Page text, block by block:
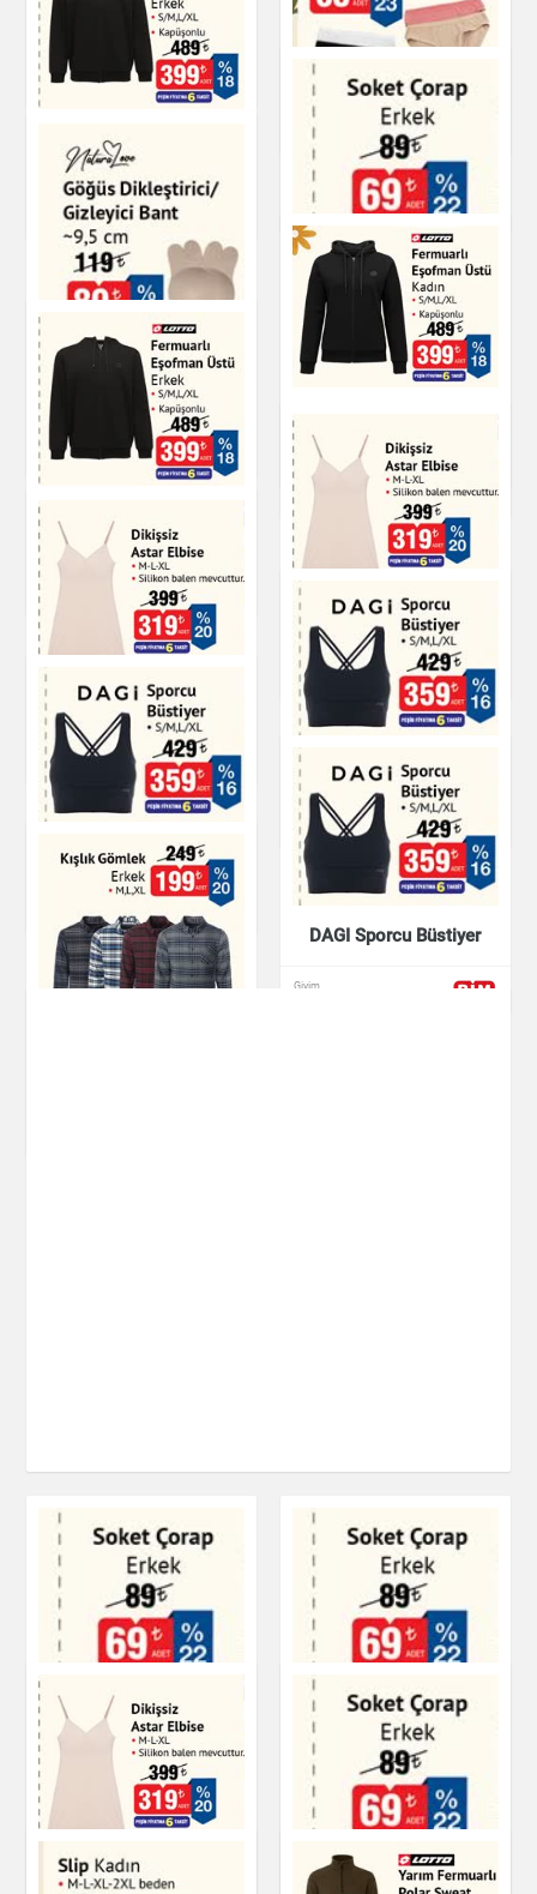
Soket Çorap Erkek
Giyim
Giyim
Slip Kadın
Giyim
Fermuarlı Eşofman
Üstü Erkek
Giyim
Giyim
Göğüs Dikleştirici
Gizleyici Bant
Giyim
Üstü Kadın
Giyim
Fermuarlı Eşofman
Üstü Erkek
Giyim
Dikişsiz Astar Elbise
Giyim
Dikişsiz Astar Elbise
Giyim
DAGI Sporcu Büstiyer
Giyim
DAGI Sporcu Büstiyer
DAGI Sporcu Büstiyer
Giyim
Soket Çorap Erkek Soket Çorap Erkek
Dikişsiz Astar Elbise